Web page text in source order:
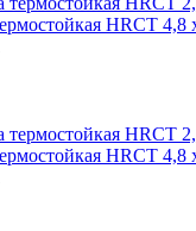
HRCT 4,8
HRCT 4,8